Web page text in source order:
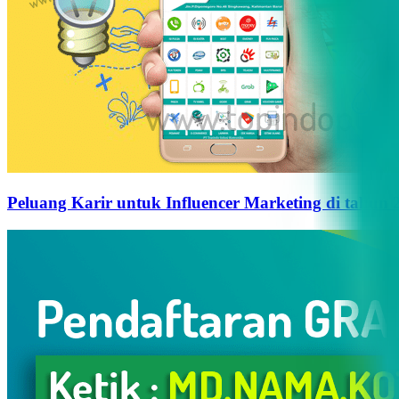
Peluang Karir untuk Influencer Marketing di tahun